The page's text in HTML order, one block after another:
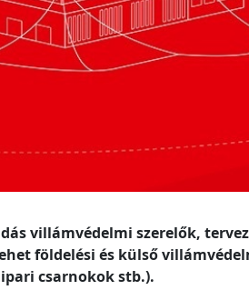
villámvédelmi szerelők,
földelési és külső
csarnokok stb.).